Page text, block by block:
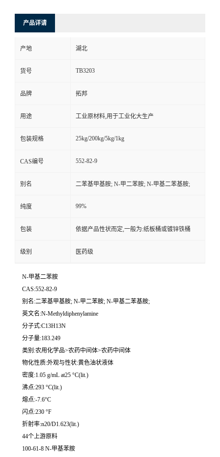
产品详请
产地 湖北
货号 TB3203
品牌 拓邦
用途 工业原材料,用于工业化大生产
包装规格 25kg/200kg/5kg/1kg
CAS编号 552-82-9
别名 二苯基甲基胺; N-甲二苯胺; N-甲基二苯基胺;
纯度 99%
包装 依据产品性状而定,一般为:纸板桶或镀锌铁桶
级别 医药级
N-甲基二苯胺
CAS:552-82-9
别名:二苯基甲基胺; N-甲二苯胺; N-甲基二苯基胺;
英文名:N-Methyldiphenylamine
分子式:C13H13N
分子量:183.249
类别:农用化学品>农药中间体>农药中间体
物化性质:外观与性状:黄色油状液体
密度:1.05 g/mL at25 °C(lit.)
沸点:293 °C(lit.)
熔点:-7.6°C
闪点:230 °F
折射率:n20/D1.623(lit.)
44个上游原料
100-61-8 N-甲基苯胺